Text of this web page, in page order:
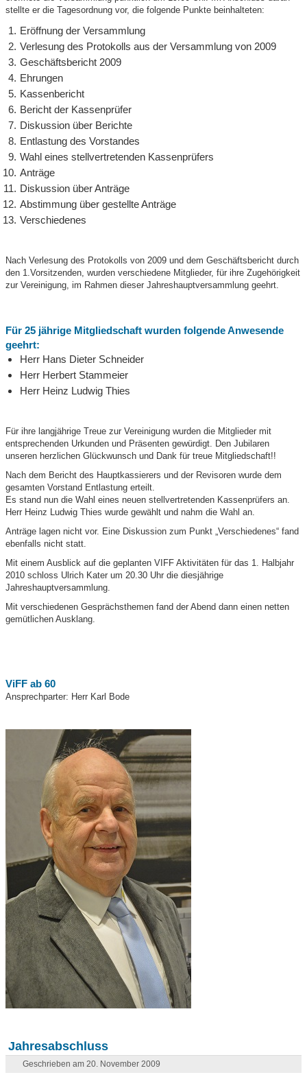
stellte er die Tagesordnung vor, die folgende Punkte beinhalteten:
Eröffnung der Versammlung
Verlesung des Protokolls aus der Versammlung von 2009
Geschäftsbericht 2009
Ehrungen
Kassenbericht
Bericht der Kassenprüfer
Diskussion über Berichte
Entlastung des Vorstandes
Wahl eines stellvertretenden Kassenprüfers
Anträge
Diskussion über Anträge
Abstimmung über gestellte Anträge
Verschiedenes
Nach Verlesung des Protokolls von 2009 und dem Geschäftsbericht durch
den 1.Vorsitzenden, wurden verschiedene Mitglieder, für ihre Zugehörigkeit
zur Vereinigung, im Rahmen dieser Jahreshauptversammlung geehrt.
Für 25 jährige Mitgliedschaft wurden folgende Anwesende
geehrt:
Herr Hans Dieter Schneider
Herr Herbert Stammeier
Herr Heinz Ludwig Thies
Für ihre langjährige Treue zur Vereinigung wurden die Mitglieder mit
entsprechenden Urkunden und Präsenten gewürdigt. Den Jubilaren
unseren herzlichen Glückwunsch und Dank für treue Mitgliedschaft!!
Nach dem Bericht des Hauptkassierers und der Revisoren wurde dem
gesamten Vorstand Entlastung erteilt.
Es stand nun die Wahl eines neuen stellvertretenden Kassenprüfers an.
Herr Heinz Ludwig Thies wurde gewählt und nahm die Wahl an.
Anträge lagen nicht vor. Eine Diskussion zum Punkt „Verschiedenes“ fand
ebenfalls nicht statt.
Mit einem Ausblick auf die geplanten VIFF Aktivitäten für das 1. Halbjahr
2010 schloss Ulrich Kater um 20.30 Uhr die diesjährige
Jahreshauptversammlung.
Mit verschiedenen Gesprächsthemen fand der Abend dann einen netten
gemütlichen Ausklang.
ViFF ab 60
Ansprechparter: Herr Karl Bode
Jahresabschluss
Geschrieben am 20. November 2009